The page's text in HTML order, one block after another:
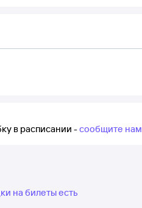
в расписании -сообщите нам
на билеты есть